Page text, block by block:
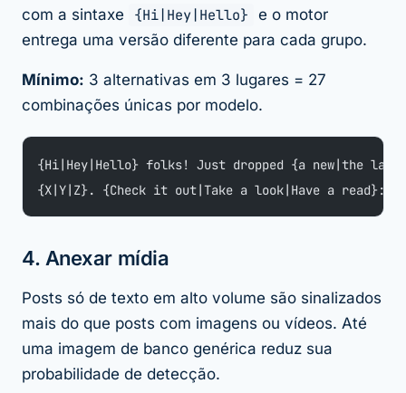
com a sintaxe
{Hi|Hey|Hello} e o motor
entrega uma versão diferente para cada grupo.
Mínimo: 3 alternativas em 3 lugares = 27
combinações únicas por modelo.
{Hi|Hey|Hello} folks! Just dropped {a new|the
{X|Y|Z}. {Check it out|Take a look|Have a read}:
4. Anexar mídia
Posts só de texto em alto volume são sinalizados
mais do que posts com imagens ou vídeos. Até
uma imagem de banco genérica reduz sua
probabilidade de detecção.